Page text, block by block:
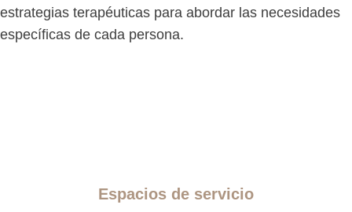
estrategias terapéuticas para abordar las necesidades
específicas de cada persona.
Espacios de servicio